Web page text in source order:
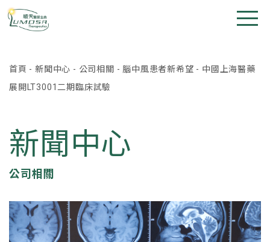
首頁 -新聞中心 - 公司相關 - 腦中風患者新希望 - 中國上海醫藥
展開LT3001二期臨床試驗
新聞中心
公司相關